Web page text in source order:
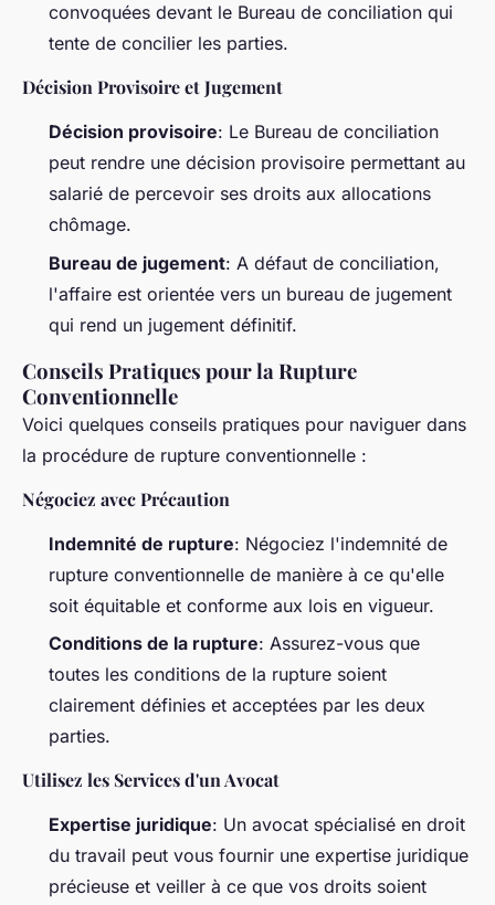
convoquées devant le Bureau de conciliation qui
tente de concilier les parties.
Décision Provisoire et Jugement
Décision provisoire: Le Bureau de conciliation
peut rendre une décision provisoire permettant au
salarié de percevoir ses droits aux allocations
chômage.
Bureau de jugement: A défaut de conciliation,
l'affaire est orientée vers un bureau de jugement
qui rend un jugement définitif.
Conseils Pratiques pour la Rupture
Conventionnelle
Voici quelques conseils pratiques pour naviguer dans
la procédure de rupture conventionnelle :
Négociez avec Précaution
Indemnité de rupture: Négociez l'indemnité de
rupture conventionnelle de manière à ce qu'elle
soit équitable et conforme aux lois en vigueur.
Conditions de la rupture: Assurez-vous que
toutes les conditions de la rupture soient
clairement définies et acceptées par les deux
parties.
Utilisez les Services d'un Avocat
Expertise juridique: Un avocat spécialisé en droit
du travail peut vous fournir une expertise juridique
précieuse et veiller à ce que vos droits soient